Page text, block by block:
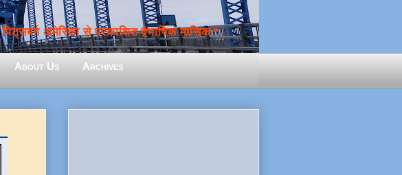
अमेरिका से प्रकाशित द्वैभाषिक मासिक *
About Us Archives